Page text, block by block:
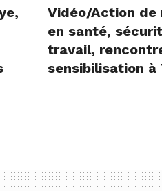
Vidéo/Action de
en santé,
travail,
sensibilisation à